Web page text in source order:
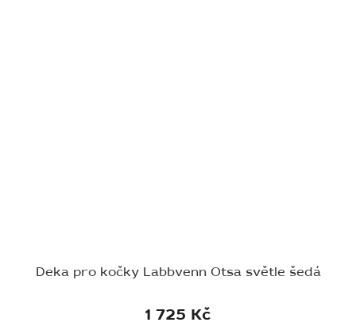
Deka pro kočky Labbvenn Otsa světle šedá
1 725 Kč